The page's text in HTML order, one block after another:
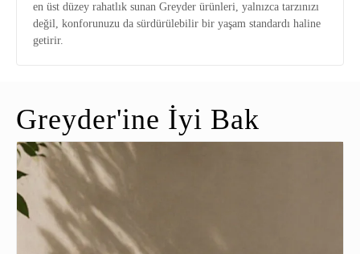
en üst düzey rahatlık sunan Greyder ürünleri, yalnızca tarzınızı
değil, konforunuzu da sürdürülebilir bir yaşam standardı haline
getirir.
Greyder'ine İyi Bak